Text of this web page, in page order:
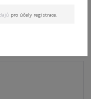
pro účely registrace.